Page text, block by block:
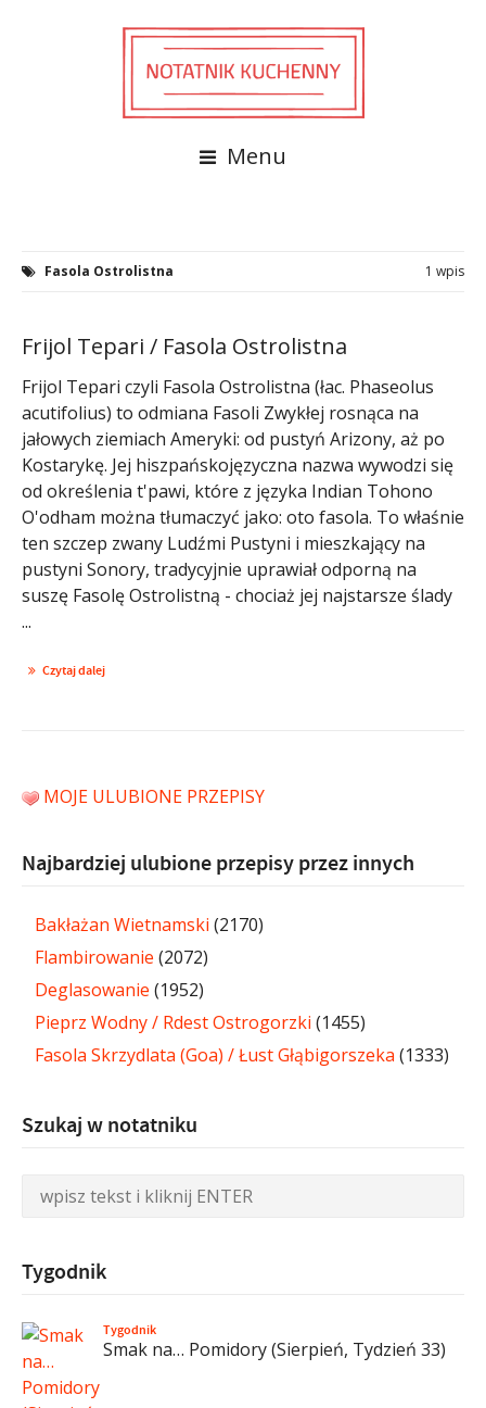
Menu
Fasola Ostrolistna 1 wpis
Frijol Tepari / Fasola Ostrolistna
Frijol Tepari czyli Fasola Ostrolistna (łac. Phaseolus
acutifolius) to odmiana Fasoli Zwykłej rosnąca na
jałowych ziemiach Ameryki: od pustyń Arizony, aż po
Kostarykę. Jej hiszpańskojęzyczna nazwa wywodzi się
od określenia t'pawi, które z języka Indian Tohono
O'odham można tłumaczyć jako: oto fasola. To właśnie
ten szczep zwany Ludźmi Pustyni i mieszkający na
pustyni Sonory, tradycyjnie uprawiał odporną na
suszę Fasolę Ostrolistną - chociaż jej najstarsze ślady
...
Czytaj dalej
MOJE ULUBIONE PRZEPISY
Najbardziej ulubione przepisy przez innych
Bakłażan Wietnamski (2170)
Flambirowanie (2072)
Deglasowanie (1952)
Pieprz Wodny / Rdest Ostrogorzki (1455)
Fasola Skrzydlata (Goa) / Łust Głąbigorszeka (1333)
Szukaj w notatniku
Tygodnik
Tygodnik
Smak na… Pomidory (Sierpień, Tydzień 33)